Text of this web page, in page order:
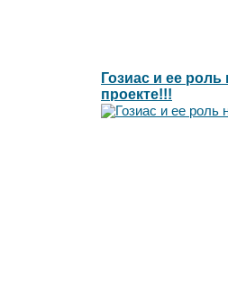
Гозиас и ее роль
проекте!!!